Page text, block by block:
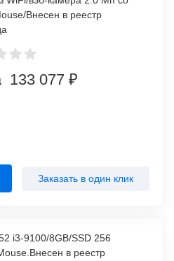
Внесен в реестр
133 077 ₽
Заказать в один клик
i3-9100/8GB/SSD 256
в реестр